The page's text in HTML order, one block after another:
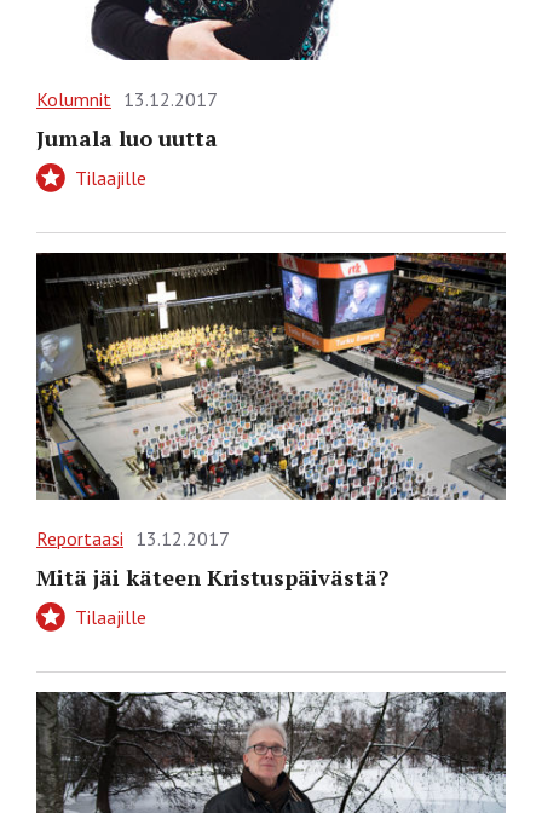
Kolumnit 13.12.2017
Jumala luo uutta
Tilaajille
Reportaasi 13.12.2017
Mitä jäi käteen Kristuspäivästä?
Tilaajille